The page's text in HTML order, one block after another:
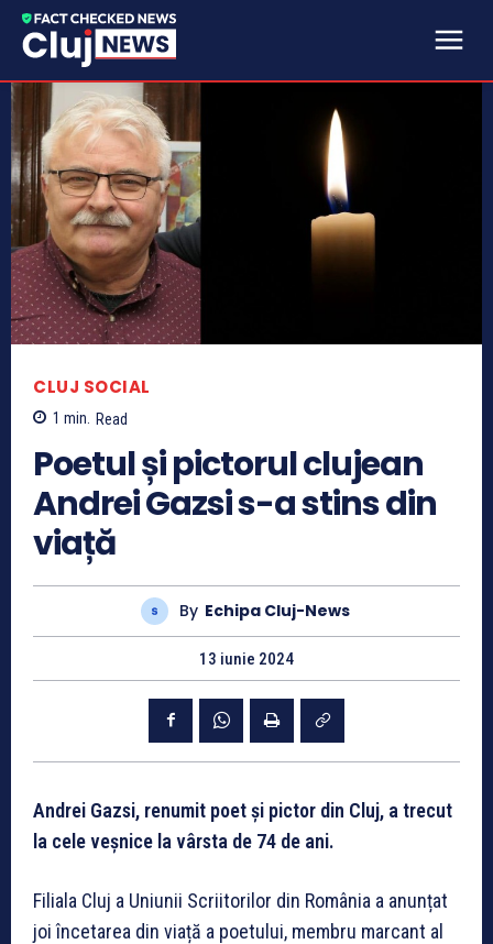
CLUJ SOCIAL
1 min. Read
Poetul și pictorul clujean
Andrei Gazsi s-a stins din
viață
By Echipa Cluj-News
13 iunie 2024
Andrei Gazsi, renumit poet și pictor din Cluj, a trecut
la cele veșnice la vârsta de 74 de ani.
Filiala Cluj a Uniunii Scriitorilor din România a anunțat
joi încetarea din viață a poetului, membru marcant al